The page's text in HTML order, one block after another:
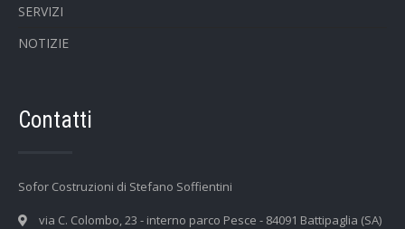
SERVIZI
NOTIZIE
Contatti
Sofor Costruzioni di Stefano Soffientini
via C. Colombo, 23 - interno parco Pesce - 84091 Battipaglia (SA)